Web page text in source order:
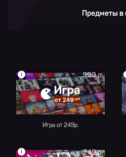
Предметы в
999 р.
i
Игра от 249р.
249 р.
i